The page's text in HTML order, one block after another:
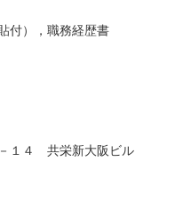
付），職務経歴書
１４ 共栄新大阪ビル